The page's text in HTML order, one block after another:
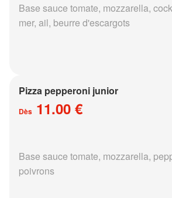
Base sauce tomate, mozzarella,
mer, ail, beurre d'escargots
Pizza pepperoni junior
Dès 11.00 €
Base sauce tomate, mozzarella,
poivrons